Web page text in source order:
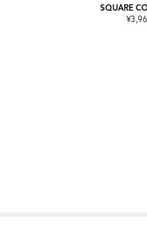
SQUARE